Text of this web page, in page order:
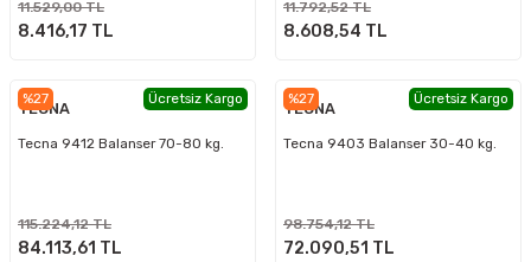
11.529,00 TL
8.416,17 TL
11.792,52 TL
8.608,54 TL
%27 Ücretsiz Kargo
TECNA
Tecna 9412 Balanser 70-80 kg.
115.224,12 TL
84.113,61 TL
%27 Ücretsiz Kargo
TECNA
Tecna 9403 Balanser 30-40 kg.
98.754,12 TL
72.090,51 TL